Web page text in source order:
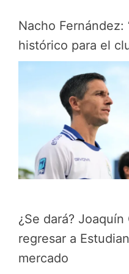
Nacho Fernández:
histórico para el
¿Se dará?
regresar a
mercado